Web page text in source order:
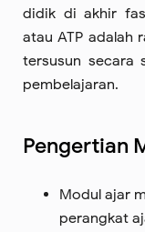
didik di akhir
atau ATP adalah
tersusun secara
pembelajaran.
Pengertian
Modul ajar
perangkat